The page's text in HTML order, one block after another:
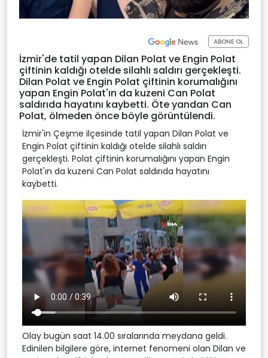
ABONE OL
İzmir'de tatil yapan Dilan Polat ve Engin Polat
çiftinin kaldığı otelde silahlı saldırı gerçekleşti.
Dilan Polat ve Engin Polat çiftinin korumalığını
yapan Engin Polat'ın da kuzeni Can Polat
saldırıda hayatını kaybetti. Öte yandan Can
Polat, ölmeden önce böyle görüntülendi.
İzmir'in Çeşme ilçesinde tatil yapan Dilan Polat ve
Engin Polat çiftinin kaldığı otelde silahlı saldırı
gerçekleşti. Polat çiftinin korumalığını yapan Engin
Polat'ın da kuzeni Can Polat saldırıda hayatını
kaybetti.
Olay bugün saat 14.00 sıralarında meydana geldi.
Edinilen bilgilere göre, internet fenomeni olan Dilan ve